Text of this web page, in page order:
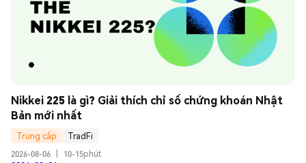
Nikkei 225 là gì? Giải thích chỉ số chứng khoán Nhật
Bản mới nhất
Trung cấp
TradFi
2026-08-06
10-15phút